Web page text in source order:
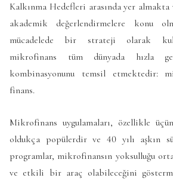
Kalkınma Hedefleri arasında yer almakta
akademik değerlendirmelere konu
mücadelede bir strateji olarak
mikrofinans tüm dünyada hızla
kombinasyonunu temsil etmektedir:
finans.
Mikrofinans uygulamaları, özellikle
oldukça popülerdir ve 40 yılı aşkın
programlar, mikrofinansın yoksulluğu
ve etkili bir araç olabileceğini